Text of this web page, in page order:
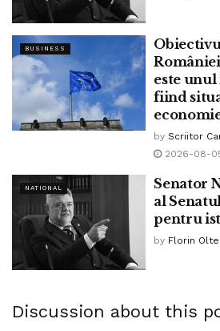
BUSINESS
este
fiind
by Scriitor
2026-08-
NATIONAL
Senator
al
pentru
by Florin
Discussion about this